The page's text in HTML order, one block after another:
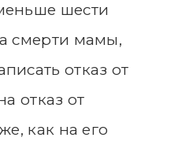
шести
смерти мамы,
отказ от
отказ от
как на его